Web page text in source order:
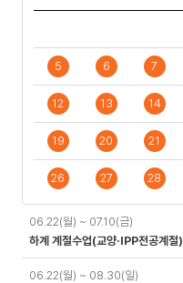
5 6 7
12 13 14
19 20 21
26 27 28
06.22(월) ~ 07.10(금)
하계 계절수업(교양·IPP전공계절)
06.22(월) ~ 08.30(일)